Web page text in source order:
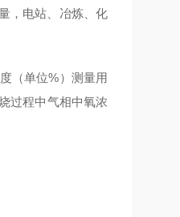
，电站、冶炼、化
（单位%）测量用
过程中气相中氧浓